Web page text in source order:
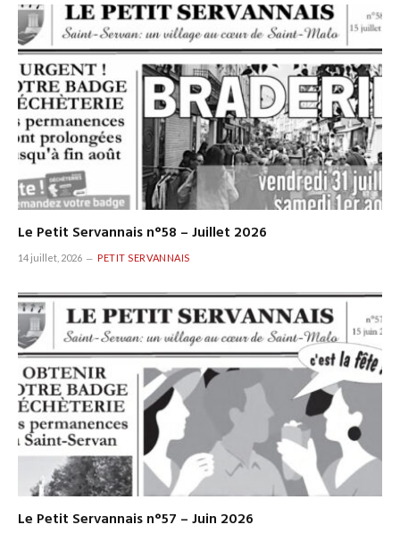
Le Petit Servannais n°58 – Juillet 2026
14 juillet, 2026 PETIT SERVANNAIS
Le Petit Servannais n°57 – Juin 2026